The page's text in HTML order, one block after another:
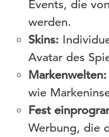
Events, die
werden.
Skins:
Avatar des
Markenwelten:
wie
Fest
Werbung, die